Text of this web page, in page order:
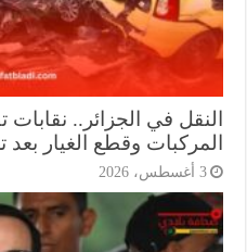
في الجزائر.. نقابات
وقطع الغيار بعد